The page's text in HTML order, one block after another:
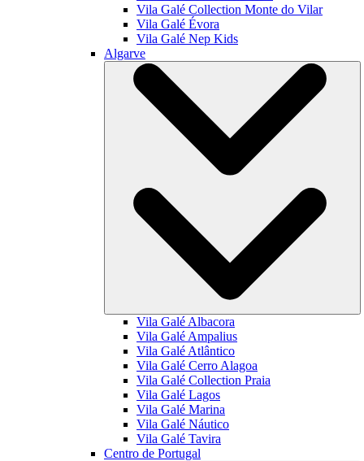
Vila Galé Collection Monte do Vilar
Vila Galé Évora
Vila Galé Nep Kids
Algarve
Vila Galé Albacora
Vila Galé Ampalius
Vila Galé Atlântico
Vila Galé Cerro Alagoa
Vila Galé Collection Praia
Vila Galé Lagos
Vila Galé Marina
Vila Galé Náutico
Vila Galé Tavira
Centro de Portugal